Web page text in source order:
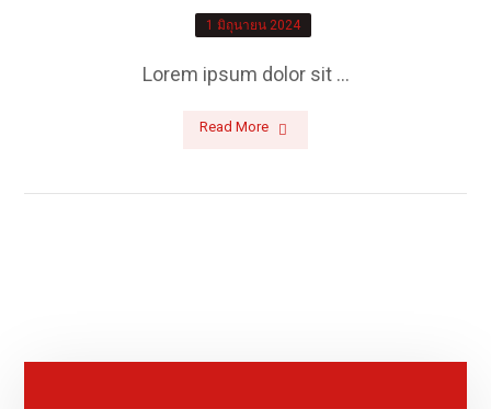
1 มิถุนายน 2024
Lorem ipsum dolor sit ...
Read More